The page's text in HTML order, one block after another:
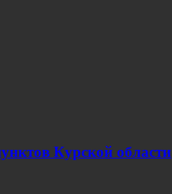
Курской области